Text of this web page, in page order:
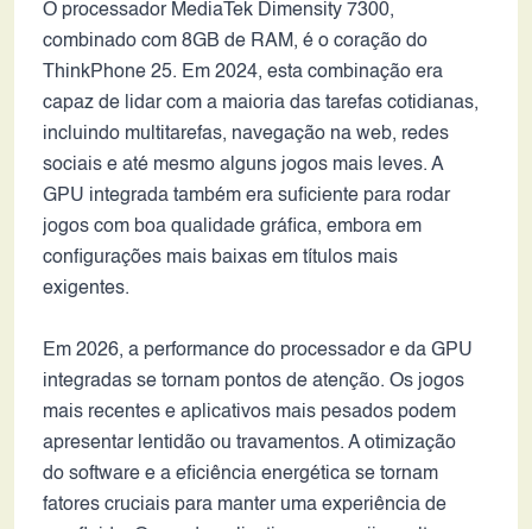
O processador MediaTek Dimensity 7300,
combinado com 8GB de RAM, é o coração do
ThinkPhone 25. Em 2024, esta combinação era
capaz de lidar com a maioria das tarefas cotidianas,
incluindo multitarefas, navegação na web, redes
sociais e até mesmo alguns jogos mais leves. A
GPU integrada também era suficiente para rodar
jogos com boa qualidade gráfica, embora em
configurações mais baixas em títulos mais
exigentes.
Em 2026, a performance do processador e da GPU
integradas se tornam pontos de atenção. Os jogos
mais recentes e aplicativos mais pesados podem
apresentar lentidão ou travamentos. A otimização
do software e a eficiência energética se tornam
fatores cruciais para manter uma experiência de